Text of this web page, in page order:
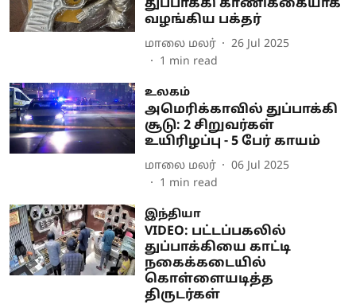
துப்பாக்கி காணிக்கையாக
வழங்கிய பக்தர்
மாலை மலர்
26 Jul 2025
1 min read
உலகம்
அமெரிக்காவில் துப்பாக்கி
சூடு: 2 சிறுவர்கள்
உயிரிழப்பு - 5 பேர் காயம்
மாலை மலர்
06 Jul 2025
1 min read
இந்தியா
VIDEO: பட்டப்பகலில்
துப்பாக்கியை காட்டி
நகைக்கடையில்
கொள்ளையடித்த
திருடர்கள்